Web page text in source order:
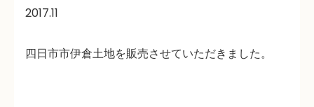
2017.11
四日市市伊倉土地を販売させていただきました。